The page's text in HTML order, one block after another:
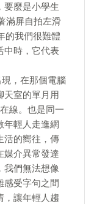
要麼是小學生
滿屏自拍左滑
的我們很難體
中時，它代表
，在那個電腦
天室的單月用
線。也是同一
年輕人走進網
活的嚮往，傳
媒介異常發達
我們無法想像
感受字句之間
，讓年輕人趨